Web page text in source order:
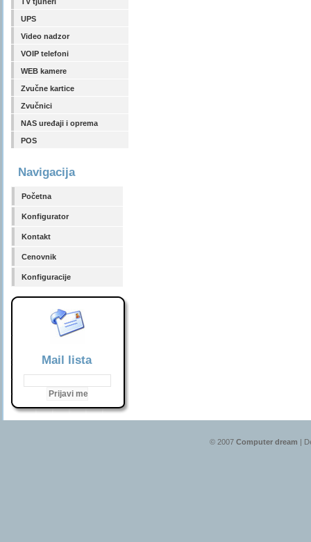
UPS
Video nadzor
VOIP telefoni
WEB kamere
Zvučne kartice
Zvučnici
NAS uređaji i oprema
POS
Navigacija
Početna
Konfigurator
Kontakt
Cenovnik
Konfiguracije
Mail lista
© 2007 Computer dream |